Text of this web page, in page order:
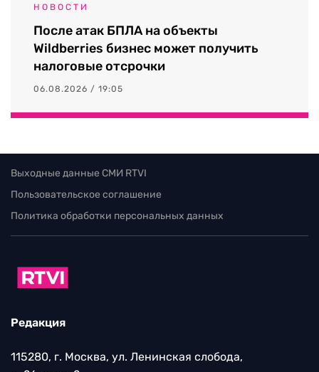
НОВОСТИ
После атак БПЛА на объекты
Wildberries бизнес может получить
налоговые отсрочки
06.08.2026 / 19:05
Выходные данные СМИ RTVI
Пользовательское соглашение
Политика обработки персональных данных
Редакция
115280, г. Москва, ул. Ленинская слобода,